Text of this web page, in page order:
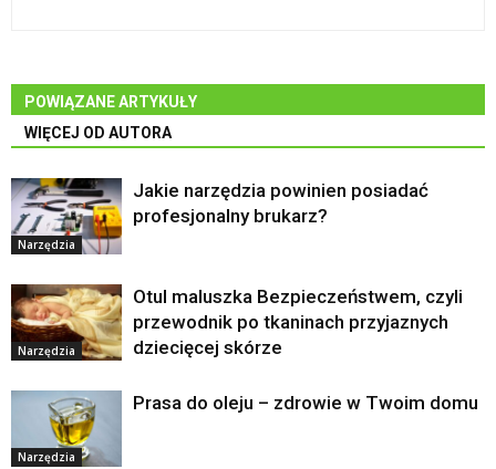
POWIĄZANE ARTYKUŁY
WIĘCEJ OD AUTORA
Narzędzia
Jakie narzędzia powinien posiadać
profesjonalny brukarz?
Narzędzia
Otul maluszka Bezpieczeństwem, czyli
przewodnik po tkaninach przyjaznych
dziecięcej skórze
Narzędzia
Prasa do oleju – zdrowie w Twoim domu